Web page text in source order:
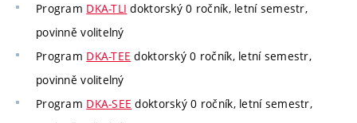
Program DKA-TLI doktorský 0 ročník, letní semestr,
povinně volitelný
Program DKA-TEE doktorský 0 ročník, letní semestr,
povinně volitelný
Program DKA-SEE doktorský 0 ročník, letní semestr,